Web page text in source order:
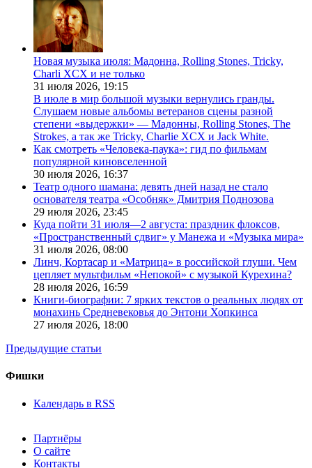
Новая музыка июля: Мадонна, Rolling Stones, Tricky,
Charli XCX и не только
31 июля 2026, 19:15
В июле в мир большой музыки вернулись гранды.
Слушаем новые альбомы ветеранов сцены разной
степени «выдержки» — Мадонны, Rolling Stones, The
Strokes, а так же Tricky, Charlie XCX и Jack White.
Как смотреть «Человека-паука»: гид по фильмам
популярной киновселенной
30 июля 2026, 16:37
Театр одного шамана: девять дней назад не стало
основателя театра «Особняк» Дмитрия Поднозова
29 июля 2026, 23:45
Куда пойти 31 июля—2 августа: праздник флоксов,
«Пространственный сдвиг» у Манежа и «Музыка мира»
31 июля 2026, 08:00
Линч, Кортасар и «Матрица» в российской глуши. Чем
цепляет мультфильм «Непокой» с музыкой Курехина?
28 июля 2026, 16:59
Книги-биографии: 7 ярких текстов о реальных людях от
монахинь Средневековья до Энтони Хопкинса
27 июля 2026, 18:00
Предыдущие статьи
Фишки
Календарь в RSS
Партнёры
О сайте
Контакты